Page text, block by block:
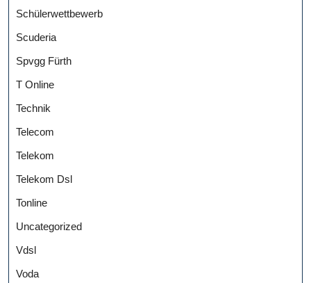
Schülerwettbewerb
Scuderia
Spvgg Fürth
T Online
Technik
Telecom
Telekom
Telekom Dsl
Tonline
Uncategorized
Vdsl
Voda